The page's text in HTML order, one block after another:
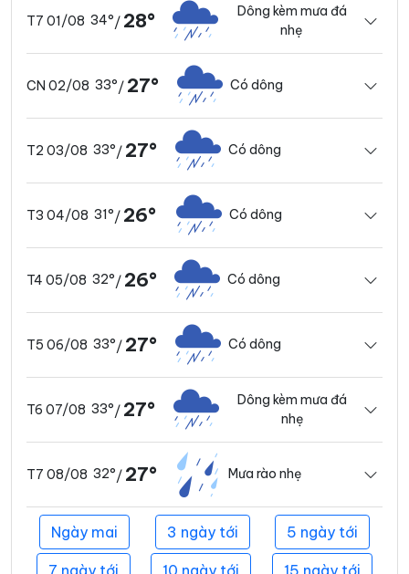
T7 01/08 34°/ 28°
Dông kèm mưa đá
nhẹ
CN 02/08 33°/ 27° Có dông
T2 03/08 33°/ 27° Có dông
T3 04/08 31°/ 26° Có dông
T4 05/08 32°/ 26° Có dông
T5 06/08 33°/ 27° Có dông
T6 07/08 33°/ 27°
Dông kèm mưa đá
nhẹ
T7 08/08 32°/ 27° Mưa rào nhẹ
Ngày mai 3 ngày tới 5 ngày tới
7 ngày tới 10 ngày tới 15 ngày tới